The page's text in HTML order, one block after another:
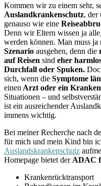
Kommen wir zu einem sehr,
Auslandkrankenschutz, der
genauso wie eine
Denn wir Eltern wissen ja
werden können. Man muss ja
Szenario ausgehen, denn die
auf Reisen sind eher
Durchfall oder Spuken.
sich, wenn die Symptome
einen Arzt oder ein
Situationen – und
ist ein ausreichender
immens wichtig.
Bei meiner Recherche nach
für mich und mein Kind bin
Auslandskrankenschutz
Homepage bietet der ADAC
Krankenrücktransport